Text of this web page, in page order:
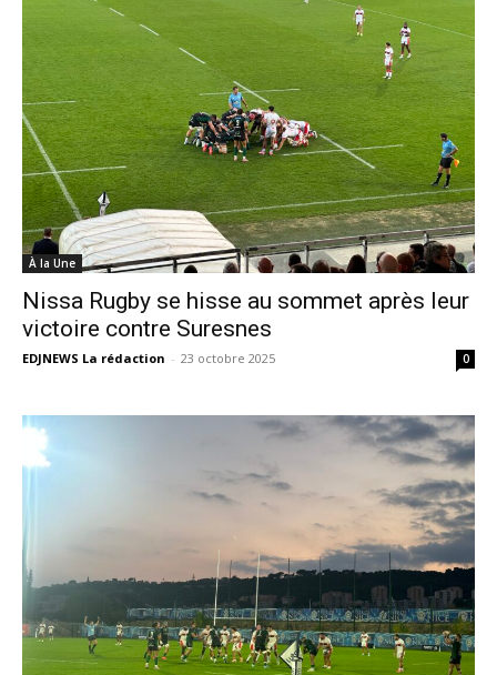
À la Une
Nissa Rugby se hisse au sommet après leur
victoire contre Suresnes
EDJNEWS La rédaction - 23 octobre 2025 0